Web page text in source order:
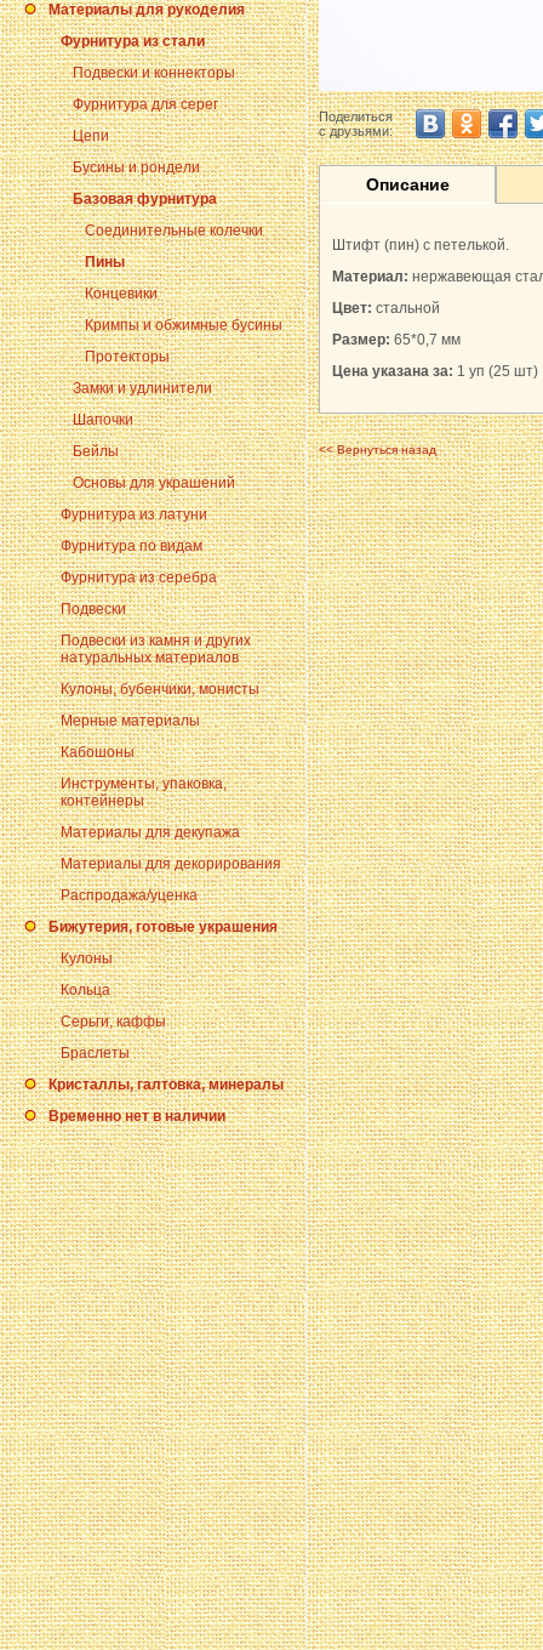
Материалы для рукоделия
Фурнитура из стали
Подвески и коннекторы
Фурнитура для серег
Цепи
Бусины и рондели
Базовая фурнитура
Соединительные колечки
Пины
Концевики
Кримпы и обжимные бусины
Протекторы
Замки и удлинители
Шапочки
Бейлы
Основы для украшений
Фурнитура из латуни
Фурнитура по видам
Фурнитура из серебра
Подвески
Подвески из камня и других
натуральных материалов
Кулоны, бубенчики, монисты
Мерные материалы
Кабошоны
Инструменты, упаковка,
контейнеры
Материалы для декупажа
Материалы для декорирования
Распродажа/уценка
Бижутерия, готовые украшения
Кулоны
Кольца
Серьги, каффы
Браслеты
Кристаллы, галтовка, минералы
Временно нет в наличии
Поделиться
с друзьями:
Описание
Штифт (пин) с петелькой.
Материал: нержавеющая
Цвет: стальной
Размер: 65*0,7 мм
Цена указана за: 1 уп (25 шт)
<< Вернуться назад